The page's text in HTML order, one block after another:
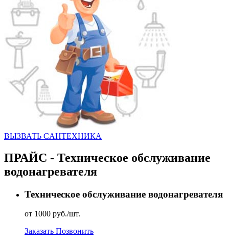
ВЫЗВАТЬ CАНТЕХНИКА
ПРАЙС - Техническое обслуживание
водонагревателя
Техническое обслуживание водонагревателя
от 1000 руб./шт.
Заказать Позвонить